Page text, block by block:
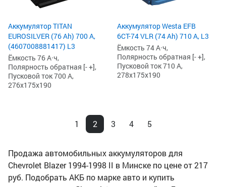
Аккумулятор TITAN
EUROSILVER (76 Ah) 700 А,
(4607008881417) L3
Ёмкость 76 А·ч,
Полярность обратная [- +],
Пусковой ток 700 А,
276x175x190
Аккумулятор Westa EFB
6СТ-74 VLR (74 Ah) 710 А, L3
Ёмкость 74 А·ч,
Полярность обратная [- +],
Пусковой ток 710 А,
278x175x190
1 2 3 4 5
Продажа автомобильных аккумуляторов для
Chevrolet Blazer 1994-1998 II в Минске по цене от 217
руб. Подобрать АКБ по марке авто и купить